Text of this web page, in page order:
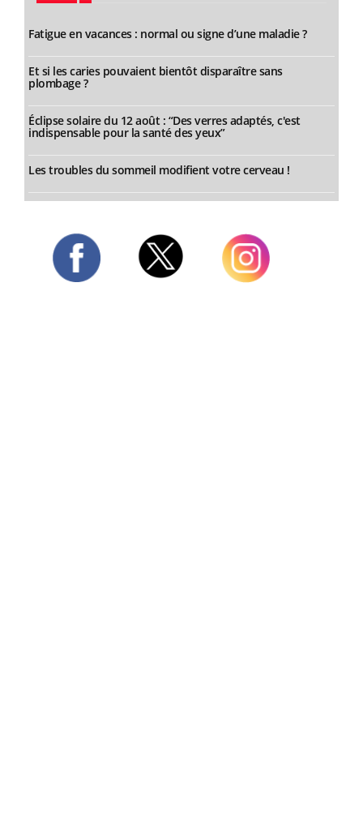
Fatigue en vacances : normal ou signe d’une maladie ?
Et si les caries pouvaient bientôt disparaître sans
plombage ?
Éclipse solaire du 12 août : “Des verres adaptés, c'est
indispensable pour la santé des yeux”
Les troubles du sommeil modifient votre cerveau !